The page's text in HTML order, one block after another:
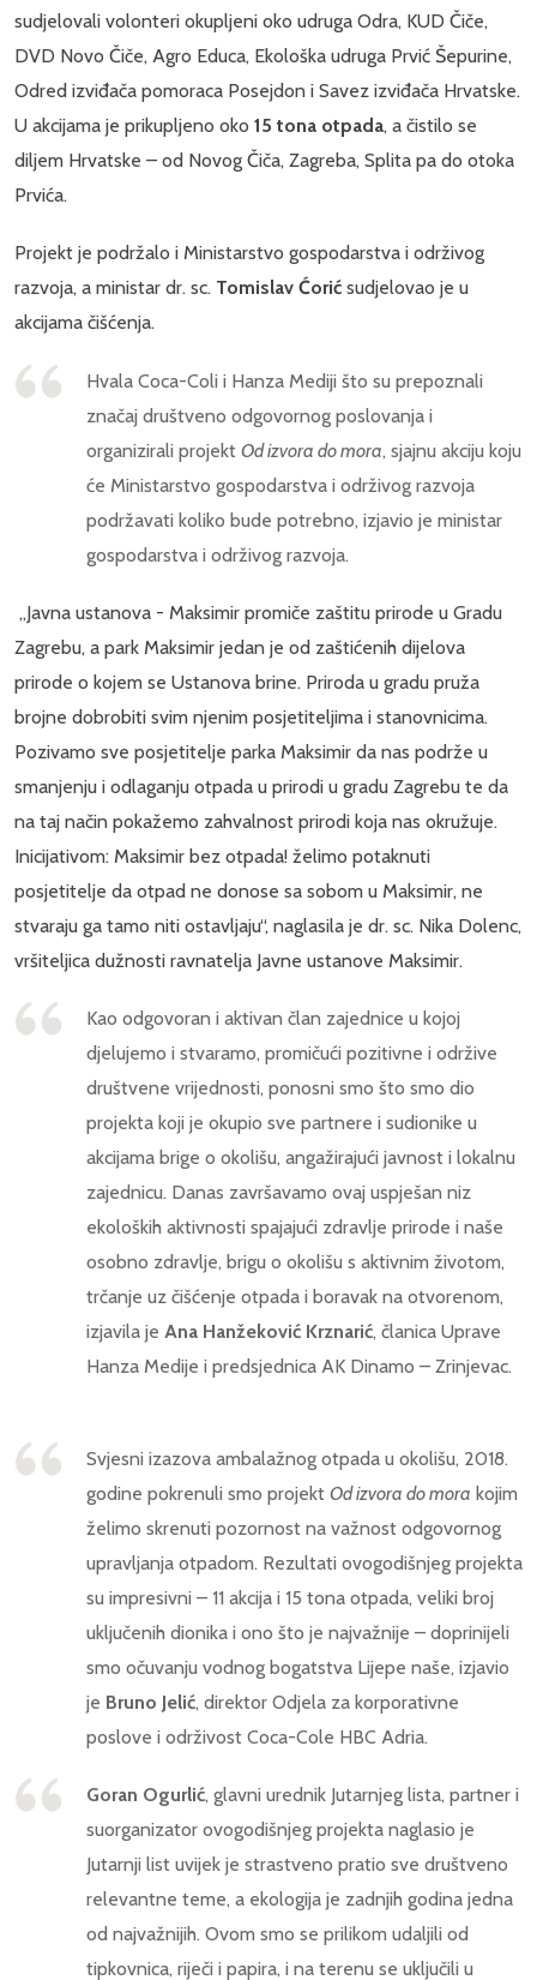
sudjelovali volonteri okupljeni oko udruga Odra, KUD Čiče,
DVD Novo Čiče, Agro Educa, Ekološka udruga Prvić Šepurine,
Odred izviđača pomoraca Posejdon i Savez izviđača Hrvatske.
U akcijama je prikupljeno oko 15 tona otpada, a čistilo se
diljem Hrvatske – od Novog Čiča, Zagreba, Splita pa do otoka
Prvića.
Projekt je podržalo i Ministarstvo gospodarstva i održivog
razvoja, a ministar dr. sc. Tomislav Ćorić sudjelovao je u
akcijama čišćenja.
Hvala Coca-Coli i Hanza Mediji što su prepoznali
značaj društveno odgovornog poslovanja i
organizirali projekt Od izvora do mora, sjajnu akciju koju
će Ministarstvo gospodarstva i održivog razvoja
podržavati koliko bude potrebno, izjavio je ministar
gospodarstva i održivog razvoja.
„Javna ustanova - Maksimir promiče zaštitu prirode u Gradu
Zagrebu, a park Maksimir jedan je od zaštićenih dijelova
prirode o kojem se Ustanova brine. Priroda u gradu pruža
brojne dobrobiti svim njenim posjetiteljima i stanovnicima.
Pozivamo sve posjetitelje parka Maksimir da nas podrže u
smanjenju i odlaganju otpada u prirodi u gradu Zagrebu te da
na taj način pokažemo zahvalnost prirodi koja nas okružuje.
Inicijativom: Maksimir bez otpada! želimo potaknuti
posjetitelje da otpad ne donose sa sobom u Maksimir, ne
stvaraju ga tamo niti ostavljaju“, naglasila je dr. sc. Nika Dolenc,
vršiteljica dužnosti ravnatelja Javne ustanove Maksimir.
Kao odgovoran i aktivan član zajednice u kojoj
djelujemo i stvaramo, promičući pozitivne i održive
društvene vrijednosti, ponosni smo što smo dio
projekta koji je okupio sve partnere i sudionike u
akcijama brige o okolišu, angažirajući javnost i lokalnu
zajednicu. Danas završavamo ovaj uspješan niz
ekoloških aktivnosti spajajući zdravlje prirode i naše
osobno zdravlje, brigu o okolišu s aktivnim životom,
trčanje uz čišćenje otpada i boravak na otvorenom,
izjavila je Ana Hanžeković Krznarić, članica Uprave
Hanza Medije i predsjednica AK Dinamo – Zrinjevac.
Svjesni izazova ambalažnog otpada u okolišu, 2018.
godine pokrenuli smo projekt Od izvora do mora kojim
želimo skrenuti pozornost na važnost odgovornog
upravljanja otpadom. Rezultati ovogodišnjeg projekta
su impresivni – 11 akcija i 15 tona otpada, veliki broj
uključenih dionika i ono što je najvažnije – doprinijeli
smo očuvanju vodnog bogatstva Lijepe naše, izjavio
je Bruno Jelić, direktor Odjela za korporativne
poslove i održivost Coca-Cole HBC Adria.
Goran Ogurlić, glavni urednik Jutarnjeg lista, partner i
suorganizator ovogodišnjeg projekta naglasio je
Jutarnji list uvijek je strastveno pratio sve društveno
relevantne teme, a ekologija je zadnjih godina jedna
od najvažnijih. Ovom smo se prilikom udaljili od
tipkovnica, riječi i papira, i na terenu se uključili u